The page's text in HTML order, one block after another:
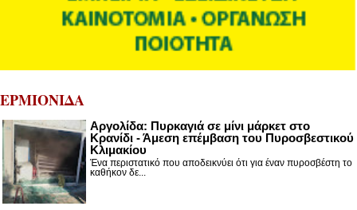
ΕΡΜΙΟΝΙΔΑ
Αργολίδα: Πυρκαγιά σε μίνι μάρκετ στο
Κρανίδι - Άμεση επέμβαση του Πυροσβεστικού
Κλιμακίου
Ένα περιστατικό που αποδεικνύει ότι για έναν πυροσβέστη το
καθήκον δε...